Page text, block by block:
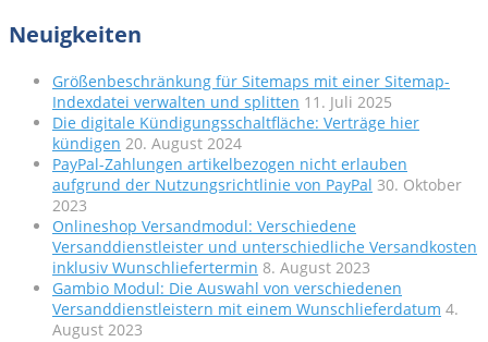
Neuigkeiten
Größenbeschränkung für Sitemaps mit einer Sitemap-
Indexdatei verwalten und splitten 11. Juli 2025
Die digitale Kündigungsschaltfläche: Verträge hier
kündigen 20. August 2024
PayPal-Zahlungen artikelbezogen nicht erlauben
aufgrund der Nutzungsrichtlinie von PayPal 30. Oktober
2023
Onlineshop Versandmodul: Verschiedene
Versanddienstleister und unterschiedliche Versandkosten
inklusiv Wunschliefertermin 8. August 2023
Gambio Modul: Die Auswahl von verschiedenen
Versanddienstleistern mit einem Wunschlieferdatum 4.
August 2023